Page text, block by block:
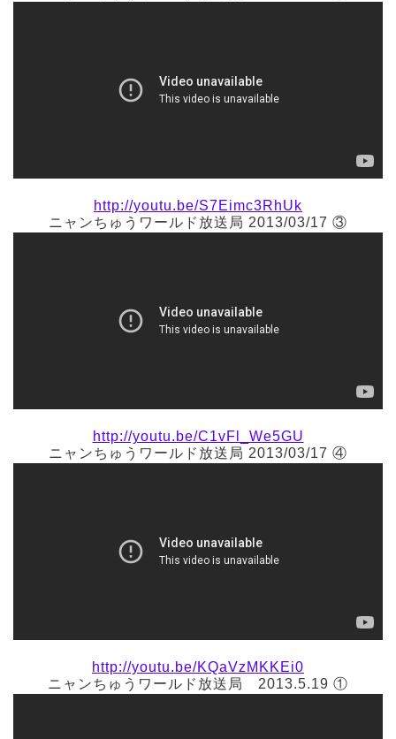
http://youtu.be/S7Eimc3RhUk
ニャンちゅうワールド放送局 2013/03/17 ③
http://youtu.be/C1vFl_We5GU
ニャンちゅうワールド放送局 2013/03/17 ④
http://youtu.be/KQaVzMKKEi0
ニャンちゅうワールド放送局 2013.5.19 ①